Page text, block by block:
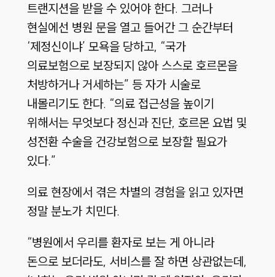
트랜지션을 받을 수 있어야 한다. 그러나
현실에선 병원 문을 열고 들어간 그 순간부터
‘제정신이냐’ 모욕을 당하고, “국가
의료보험으로 보장되지 않아 스스로 호르몬을
처방하거나 거세하는” 등 자가 시술로
내몰리기도 한다. “의료 접근성을 높이기
위해서는 무엇보다 정신과 진단, 호르몬 요법 및
성전환 수술을 건강보험으로 보장할 필요가
있다.”
의료 현장에서 겪은 차별의 경험을 읽고 있자면
정말 분노가 치민다.
“병원에서 우리를 환자로 보는 게 아니라
돈으로 보더라도, 서비스를 잘 하면 상관없는데,